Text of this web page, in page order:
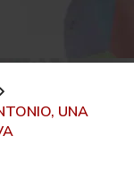
UNA